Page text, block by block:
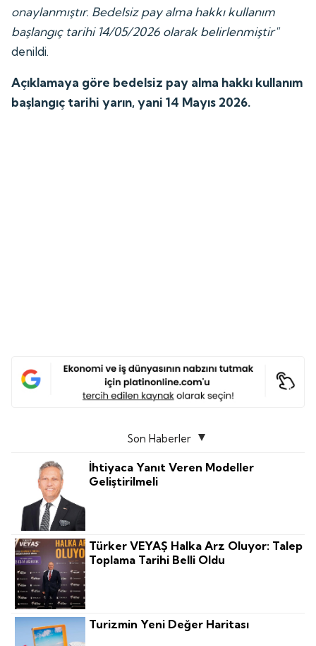
onaylanmıştır. Bedelsiz pay alma hakkı kullanım
başlangıç tarihi 14/05/2026 olarak belirlenmiştir"
denildi.
Açıklamaya göre bedelsiz pay alma hakkı kullanım
başlangıç tarihi yarın, yani 14 Mayıs 2026.
Son Haberler
İhtiyaca Yanıt Veren Modeller
Geliştirilmeli
Türker VEYAŞ Halka Arz Oluyor: Talep
Toplama Tarihi Belli Oldu
Turizmin Yeni Değer Haritası